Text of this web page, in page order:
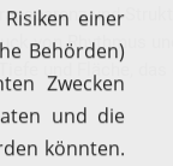
und
von Rhythmus
und Fläche,